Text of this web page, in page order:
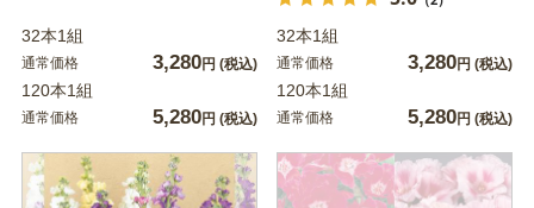
32本1組
通常価格 3,280円 (税込)
120本1組
通常価格 5,280円 (税込)
32本1組
通常価格 3,280円 (税込)
120本1組
通常価格 5,280円 (税込)